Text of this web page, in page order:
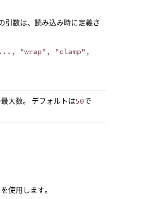
引数は、読み込み時に定義さ
..., "wrap", "clamp",
大数。 デフォルトは50で
使用します。